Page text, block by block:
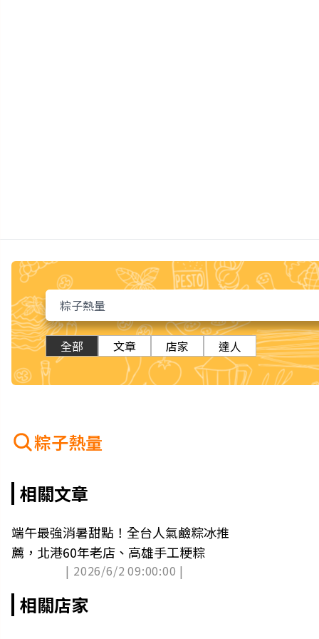
全部 文章 店家 達人
粽子熱量
相關文章
端午最強消暑甜點！全台人氣鹼粽冰推
薦，北港60年老店、高雄手工粳粽
| 2026/6/2 09:00:00 |
相關店家